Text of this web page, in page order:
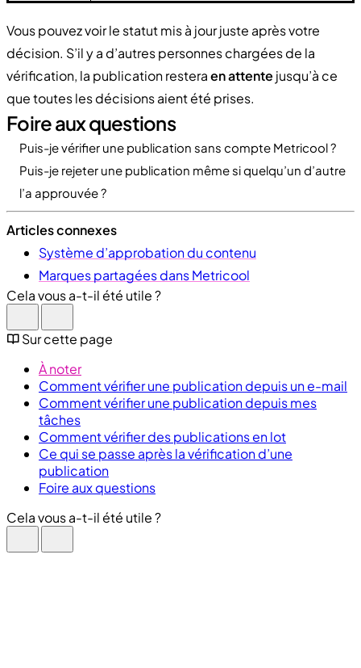
Vous pouvez voir le statut mis à jour juste après votre
décision. S’il y a d’autres personnes chargées de la
vérification, la publication resteraen attente jusqu’à ce
que toutes les décisions aient été prises.
Foire aux questions
Puis-je vérifier une publication sans compte Metricool ?
Puis-je rejeter une publication même si quelqu’un d’autre
l’a approuvée ?
Articles connexes
Système d’approbation du contenu
Marques partagées dans Metricool
Cela vous a-t-il été utile ?
Sur cette page
À noter
Comment vérifier une publication depuis un e-mail
Comment vérifier une publication depuis mes
tâches
Comment vérifier des publications en lot
Ce qui se passe après la vérification d’une
publication
Foire aux questions
Cela vous a-t-il été utile ?